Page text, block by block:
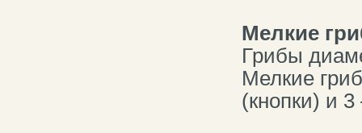
Мелкие
Грибы
Мелкие
(кнопки) и